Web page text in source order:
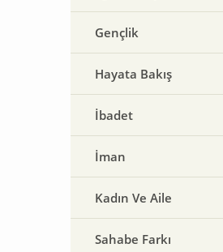
Gençlik
Hayata Bakış
İbadet
İman
Kadın Ve Aile
Sahabe Farkı